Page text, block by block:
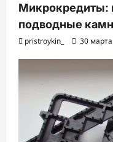
Микрокредиты:
подводные
pristroykin_ 30